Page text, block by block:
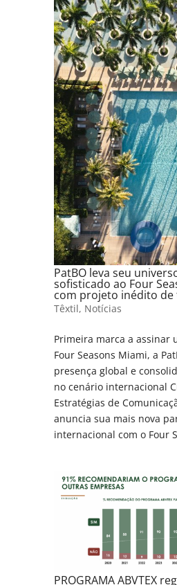
PatBO leva seu
sofisticado ao Four
com projeto inédito de
Têxtil, Notícias
Primeira marca a assinar
Four Seasons Miami, a
presença global e
no cenário internacional
Estratégias de
anuncia sua mais nova
internacional com o Four
PROGRAMA ABVTEX